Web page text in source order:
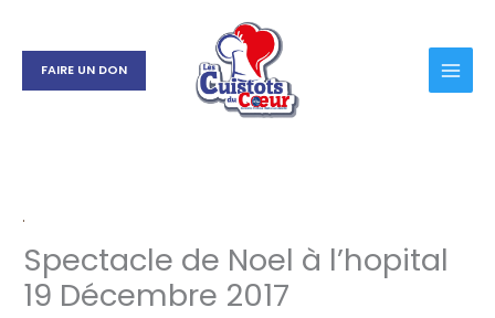
contenu
FAIRE UN DON
Spectacle de Noel à l’hopital
19 Décembre 2017